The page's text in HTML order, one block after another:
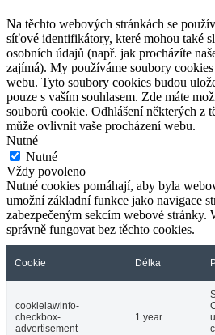
Na těchto webových stránkách se
síťové identifikátory, které mohou také
osobních údajů (např. jak procházíte
zajímá). My používáme soubory
webu. Tyto soubory cookies budou
pouze s vaším souhlasem. Zde máte
souborů cookie. Odhlášení některých z
může ovlivnit vaše procházení webu.
Nutné
Nutné
Vždy povoleno
Nutné cookies pomáhají, aby byla
umožní základní funkce jako navigace
zabezpečeným sekcím webové stránky.
správně fungovat bez těchto cookies.
Cookie Délka
cookielawinfo-
checkbox-
advertisement
1 year